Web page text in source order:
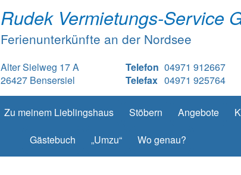
Rudek Vermietungs-Service
Ferienunterkünfte an der Nordsee
Alter Sielweg 17 A
26427 Bensersiel
Telefon 04971 912667
Telefax 04971 925764
Zu meinem Lieblingshaus Stöbern Angebote
Gästebuch
„Umzu“ Wo genau?